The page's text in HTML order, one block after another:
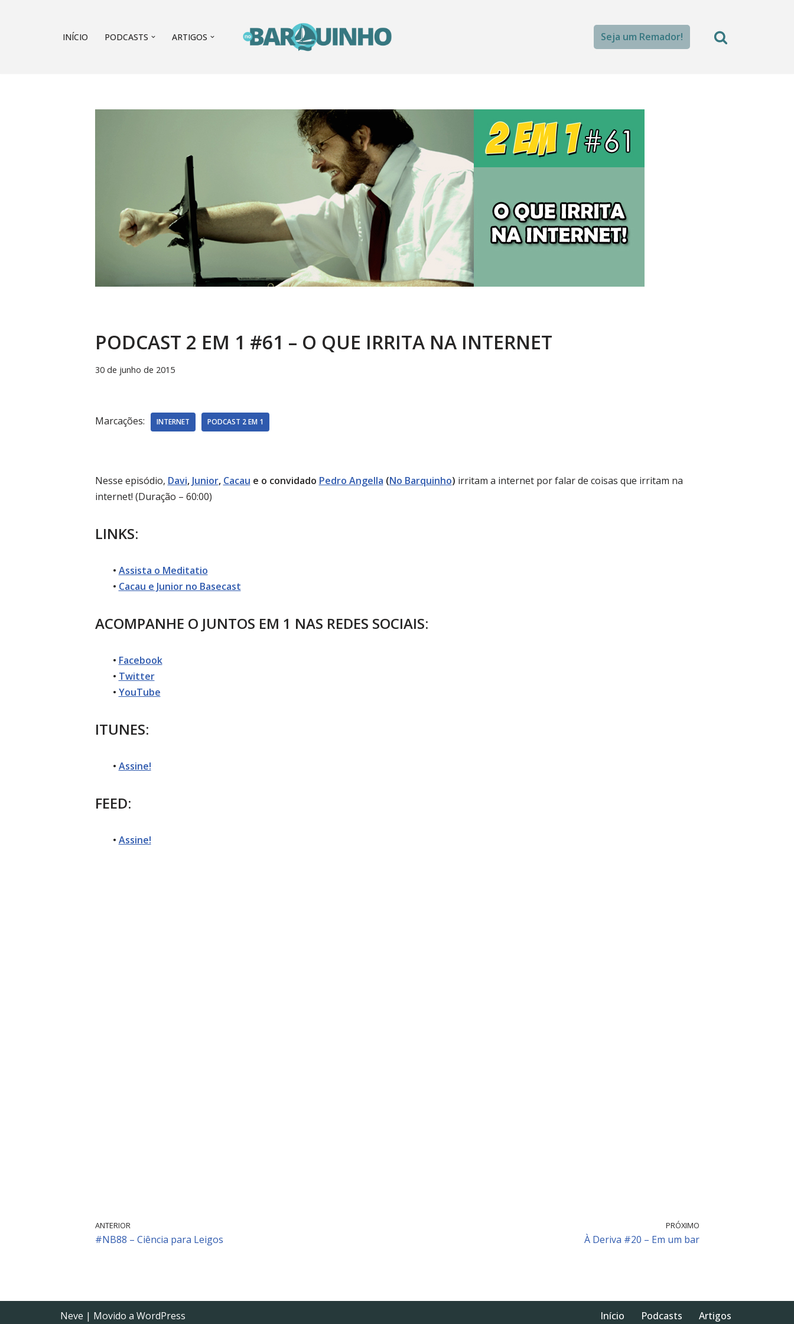
INÍCIO PODCASTS ARTIGOS Seja um Remador!
PODCAST 2 EM 1 #61 – O QUE IRRITA NA INTERNET
30 de junho de 2015
Marcações: INTERNET PODCAST 2 EM 1
Nesse episódio, Davi, Junior, Cacau e o convidado Pedro Angella (No Barquinho) irritam a internet por falar de coisas que irritam na
internet! (Duração – 60:00)
LINKS:
• Assista o Meditatio
• Cacau e Junior no Basecast
ACOMPANHE O JUNTOS EM 1 NAS REDES SOCIAIS:
• Facebook
• Twitter
• YouTube
ITUNES:
• Assine!
FEED:
• Assine!
ANTERIOR
#NB88 – Ciência para Leigos
PRÓXIMO
À Deriva #20 – Em um bar
Neve | Movido a WordPress Início Podcasts Artigos